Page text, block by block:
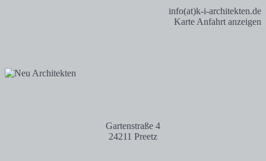
info(at)k-i-architekten.de
Karte Anfahrt anzeigen
Gartenstraße 4
24211 Preetz